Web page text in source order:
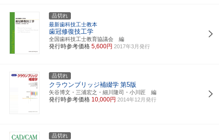
品切れ
最新歯科技工士教本
歯冠修復技工学
全国歯科技工士教育協議会 編
発行時参考価格 5,600円 2017年3月発行
品切れ
クラウンブリッジ補綴学 第5版
矢谷博文・三浦宏之・細川隆司・小川匠 編
発行時参考価格 10,000円 2014年12月発行
品切れ